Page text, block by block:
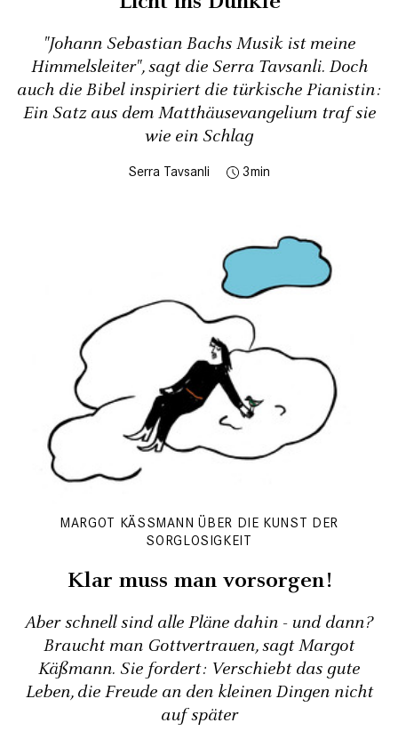
"Johann Sebastian Bachs Musik ist meine
Himmelsleiter", sagt die Serra Tavsanli. Doch
auch die Bibel inspiriert die türkische Pianistin:
Ein Satz aus dem Mat­thäusevangelium traf sie
wie ein Schlag
Serra Tavsanli 3
MARGOT KÄSSMANN ÜBER DIE KUNST DER S
ORGLOSIGKEIT
Klar muss man vorsorgen!
Aber schnell sind alle Pläne dahin - und dann?
Braucht man Gottvertrauen, sagt Margot
Käßmann. Sie fordert: Verschiebt das gute
Leben, die Freude an den kleinen Dingen nicht
auf später